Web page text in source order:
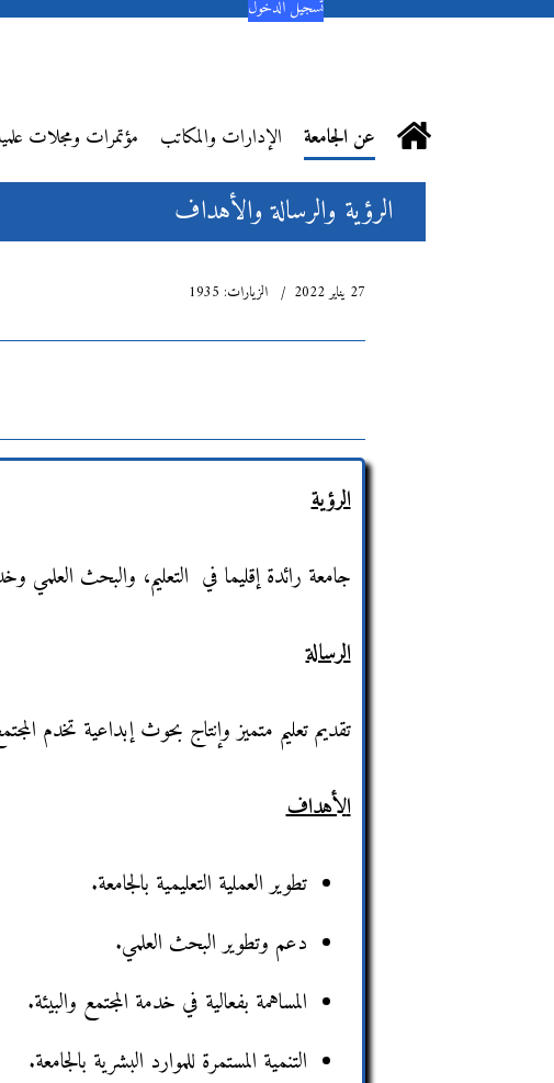
تسجيل الدخول
عن الجامعة الإدارات والمكاتب مؤتمرات ومجلات
الرؤية والرسالة والأهداف
27 يناير 2022 الزيارات: 1935
الرؤية
جامعة رائدة إقليما في التعليم، والبحث العلمي
الرسالة
تقديم تعليم متميز وإنتاج بحوث إبداعية تخدم
الأهداف
تطوير العملية التعليمية بالجامعة.
دعم وتطوير البحث العلمي.
المساهمة بفعالية في خدمة المجتمع والبيئة.
التنمية المستمرة للموارد البشرية بالجامعة.